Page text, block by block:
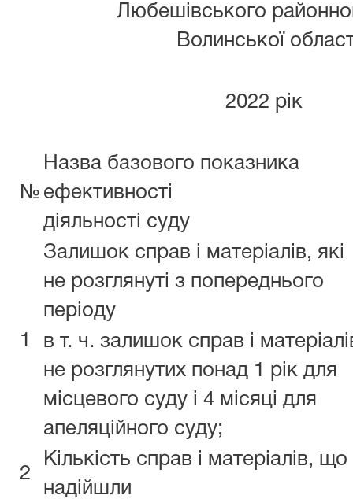
Любешівського
Волинської
2022 рік
№
Назва базового показника
ефективності
діяльності суду
1
Залишок справ і матеріалів, які
не розглянуті з попереднього
періоду
в т. ч. залишок справ і
не розглянутих понад 1 рік для
місцевого суду і 4 місяці для
апеляційного суду;
2
Кількість справ і матеріалів, що
надійшли